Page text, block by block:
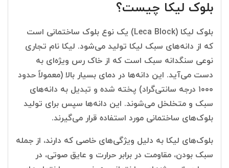
بلوک لیکا چیست؟
بلوک لیکا (Leca Block) یک نوع بلوک ساختمانی است
که از دانه‌های سبک لیکا تولید می‌شود. لیکا نام تجاری
نوعی سنگدانه سبک است که از خاک رس ویژه‌ای به
دست می‌آید. این دانه‌ها در دمای بسیار بالا (معمولاً حدود
۱۰۰۰ درجه سانتی‌گراد) پخته شده و تبدیل به دانه‌های
سبک و متخلخل می‌شوند. این دانه‌ها سپس برای تولید
بلوک‌های ساختمانی مورد استفاده قرار می‌گیرند.
بلوک‌های لیکا به دلیل ویژگی‌های خاصی که دارند، از جمله
سبک بودن، مقاومت در برابر حرارت و عایق صوتی، در